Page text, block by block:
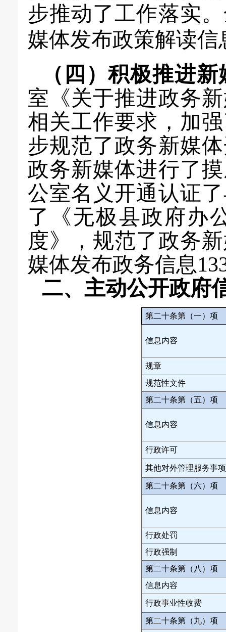
步推动了工作落实。
媒体发布政策解读信
（ 四 ）积极推进新
室《关于推进政务
相关工作要求，加强
步规范了政务新媒
政务新媒体进行了
公室名义开通认证
了《无极县政府办
度》，规范了政务
媒体发布政务信息
二、主动公开政府
第二十条第（一）项
信息内容
规章
规范性文件
第二十条第（五）项
信息内容
行政许可
其他对外管理服务事项
第二十条第（六）项
信息内容
行政处罚
行政强制
第二十条第（八）项
信息内容
行政事业性收费
第二十条第（九）项